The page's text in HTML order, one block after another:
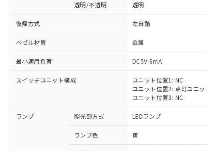
透明/不透明 透明
復帰方式 左自動
ベゼル材質 金属
最小適用負荷 DC5V 6mA
スイッチユニット構成
ユニット位置1: NC
ユニット位置2: 点灯ユニット
ユニット位置3: NC
ランプ 照光部方式 LEDランプ
ランプ色 黄